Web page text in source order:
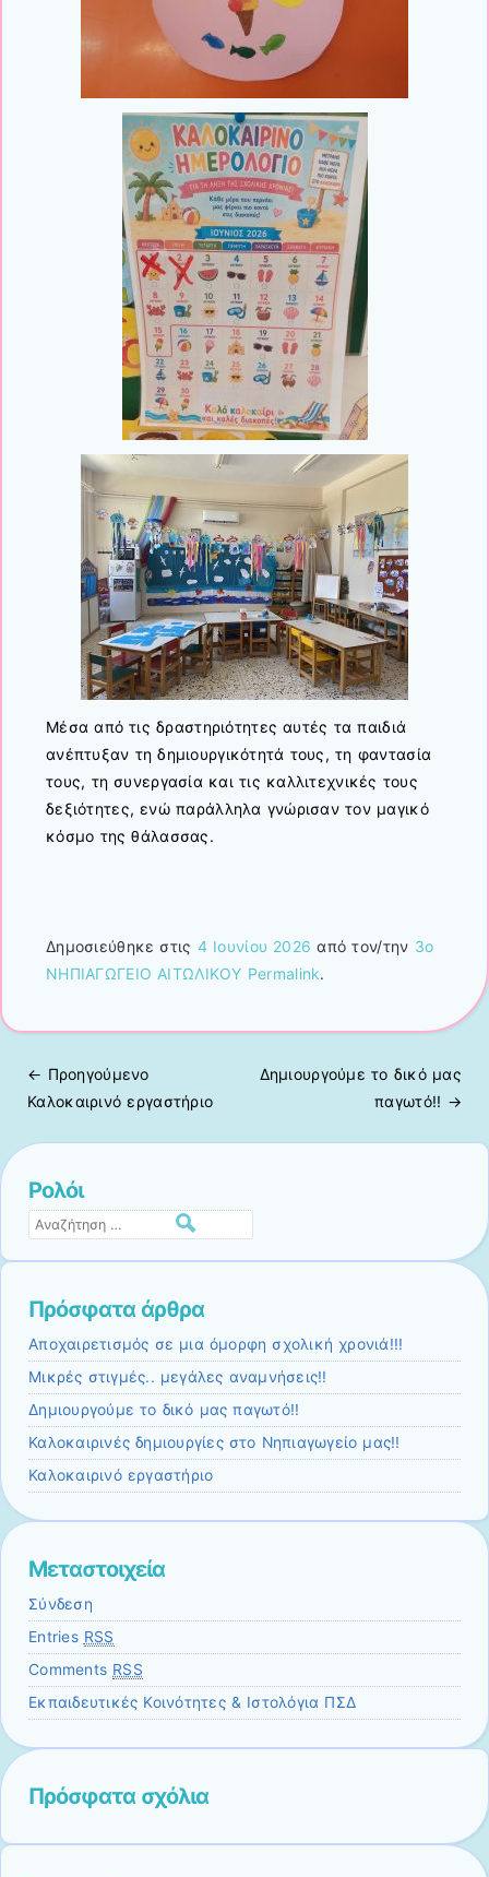
Μέσα από τις δραστηριότητες αυτές τα παιδιά
ανέπτυξαν τη δημιουργικότητά τους, τη φαντασία
τους, τη συνεργασία και τις καλλιτεχνικές τους
δεξιότητες, ενώ παράλληλα γνώρισαν τον μαγικό
κόσμο της θάλασσας.
Δημοσιεύθηκε στις 4 Ιουνίου 2026 από τον/την 3ο
ΝΗΠΙΑΓΩΓΕΙΟ ΑΙΤΩΛΙΚΟΥ Permalink.
Πλοήγηση άρθρων
← Προηγούμενo
Καλοκαιρινό εργαστήριο
Δημιουργούμε το δικό μας
παγωτό!! →
Ρολόι
Αναζήτηση
Πρόσφατα άρθρα
Αποχαιρετισμός σε μια όμορφη σχολική χρονιά!!!
Μικρές στιγμές.. μεγάλες αναμνήσεις!!
Δημιουργούμε το δικό μας παγωτό!!
Καλοκαιρινές δημιουργίες στο Νηπιαγωγείο μας!!
Καλοκαιρινό εργαστήριο
Μεταστοιχεία
Σύνδεση
Entries RSS
Comments RSS
Εκπαιδευτικές Κοινότητες & Ιστολόγια ΠΣΔ
Πρόσφατα σχόλια